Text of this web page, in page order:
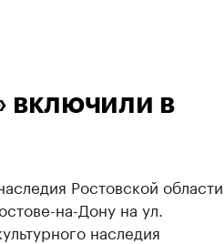
включили в
Ростовской области
на-Дону на ул.
наследия